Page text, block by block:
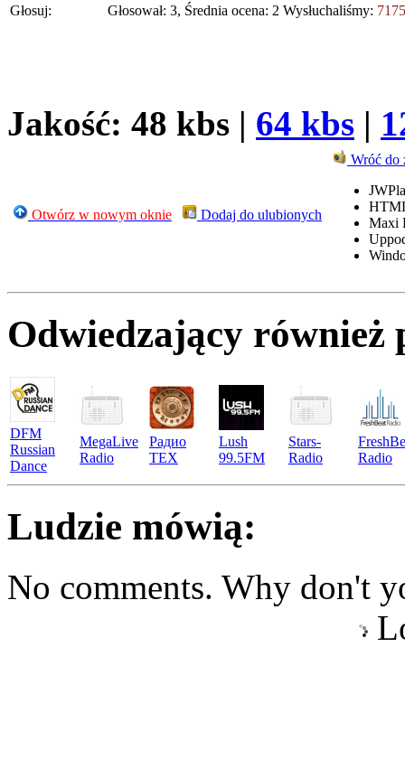
Głosuj: Głosował: 3, Średnia ocena: 2 Wysłuchaliśmy: 7175
Jakość: 48 kbs | 64 kbs |
Otwórz w nowym oknie Dodaj do ulubionych
Wróć do
Maxi
Odwiedzający również
DFM
Russian
Dance
MegaLive
Radio
Радио
TEX
Lush
99.5FM
Stars-
Radio
Radio
Ludzie mówią:
No comments. Why don't